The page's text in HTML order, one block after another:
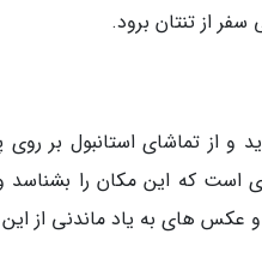
از تنتان برود.
و از تماشای استانبول بر
است که این مکان را بشناسد
و عکس های به یاد ماندنی از